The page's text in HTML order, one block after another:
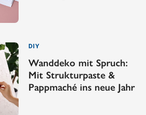
DIY
Wanddeko mit Spruch:
Mit Strukturpaste &
Pappmaché ins neue Jahr